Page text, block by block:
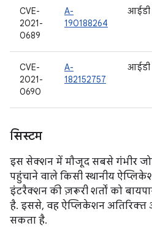
CVE-
2021-
0689
A-
190188264
आईडी
CVE-
2021-
0690
A-
182152757
आईडी
सिस्टम
इस सेक्शन में मौजूद सबसे गंभीर
पहुंचाने वाले किसी स्थानीय
इंटरैक्शन की ज़रूरी शर्तों को
है. इससे, वह ऐप्लिकेशन अतिरिक्त
सकता है.